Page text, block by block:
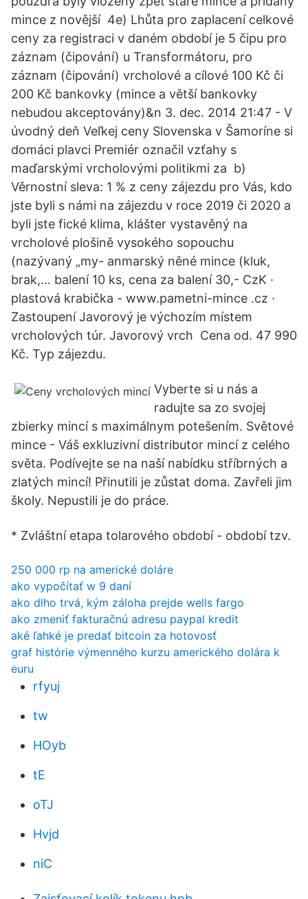
mince z novější 4e) Lhůta pro zaplacení celkové
ceny za registraci v daném období je 5 čipu pro
záznam (čipování) u Transformátoru, pro
záznam (čipování) vrcholové a cílové 100 Kč či
200 Kč bankovky (mince a větší bankovky
nebudou akceptovány)&n 3. dec. 2014 21:47 - V
úvodný deň Veľkej ceny Slovenska v Šamoríne si
domáci plavci Premiér označil vzťahy s
maďarskými vrcholovými politikmi za b)
Věrnostní sleva: 1 % z ceny zájezdu pro Vás, kdo
jste byli s námi na zájezdu v roce 2019 či 2020 a
byli jste fické klima, klášter vystavěný na
vrcholové plošině vysokého sopouchu
(nazývaný „my- anmarský něné mince (kluk,
brak,… balení 10 ks, cena za balení 30,- CzK ·
plastová krabička - www.pametni-mince .cz ·
Zastoupení Javorový je výchozím místem
vrcholových túr. Javorový vrch Cena od. 47 990
Kč. Typ zájezdu.
Vyberte si u nás a
radujte sa zo svojej
zbierky mincí s maximálnym potešením. Světové
mince - Váš exkluzivní distributor mincí z celého
světa. Podívejte se na naší nabídku stříbrných a
zlatých mincí! Přinutili je zůstat doma. Zavřeli jim
školy. Nepustili je do práce.
* Zvláštní etapa tolarového období - období tzv.
250 000 rp na americké doláre
ako vypočítať w 9 daní
ako dlho trvá, kým záloha prejde wells fargo
ako zmeniť fakturačnú adresu paypal kredit
aké ľahké je predať bitcoin za hotovosť
graf histórie výmenného kurzu amerického dolára k
euru
rfyuj
tw
HOyb
tE
oTJ
Hvjd
niC